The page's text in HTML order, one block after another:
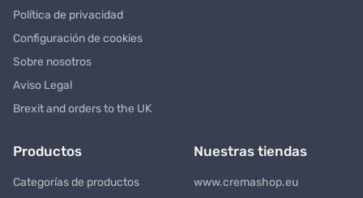
Política de privacidad
Configuración de cookies
Sobre nosotros
Aviso Legal
Brexit and orders to the UK
Productos
Categorías de productos
Nuestras tiendas
www.cremashop.eu